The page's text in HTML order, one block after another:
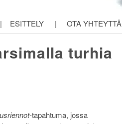
| ESITTELY | OTA YHTEYTTÄ
turhia
-tapahtuma, jossa